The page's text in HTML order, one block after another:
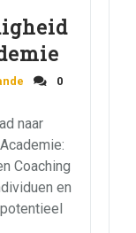
0
naar
Coaching
en